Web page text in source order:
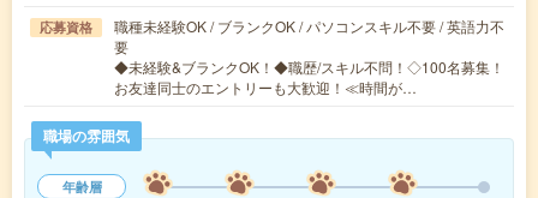
応募資格
職種未経験OK / ブランクOK / パソコンスキル不要 / 英語力不
要
◆未経験&ブランクOK！◆職歴/スキル不問！◇100名募集！
お友達同士のエントリーも大歓迎！≪時間が…
職場の雰囲気
年齢層